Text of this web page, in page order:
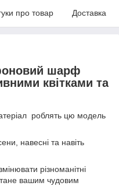
про товар Доставка
шарф
квітками та
роблять цю модель
навесні та навіть
різноманітні
вашим чудовим